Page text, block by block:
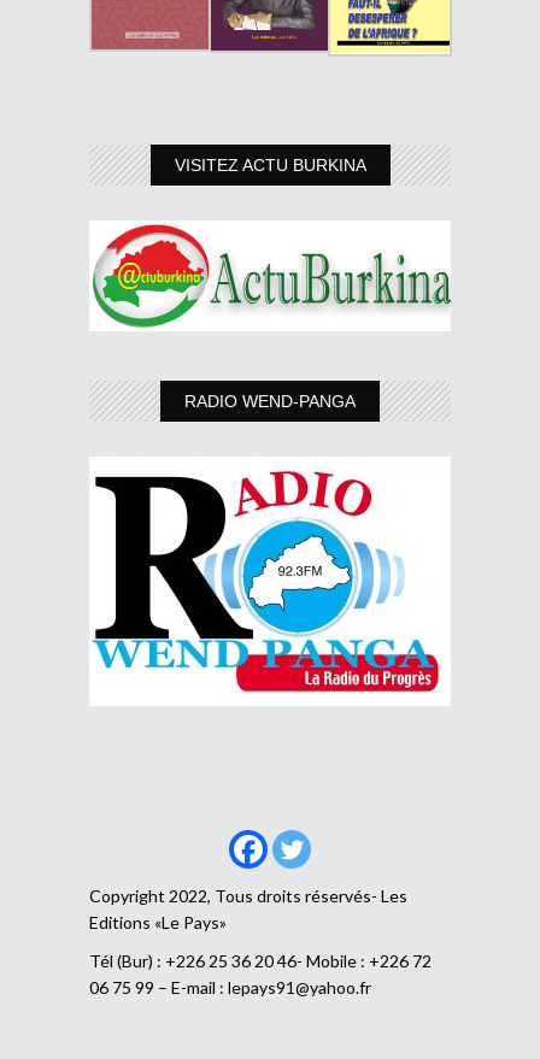
VISITEZ ACTU BURKINA
RADIO WEND-PANGA
Copyright 2022, Tous droits réservés- Les
Editions «Le Pays»
Tél (Bur) : +226 25 36 20 46- Mobile : +226 72
06 75 99 – E-mail : lepays91@yahoo.fr